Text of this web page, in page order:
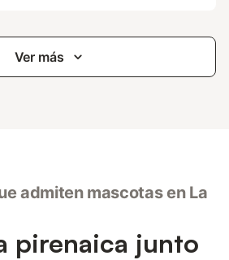
Ver más
admiten mascotas en La
pirenaica junto